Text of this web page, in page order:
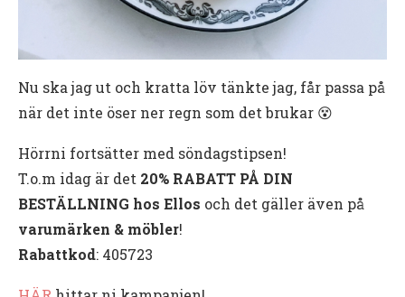
Nu ska jag ut och kratta löv tänkte jag, får passa på
när det inte öser ner regn som det brukar 😵
Hörrni fortsätter med söndagstipsen!
T.o.m idag är det 20% RABATT PÅ DIN
BESTÄLLNING hos Ellos och det gäller även på
varumärken & möbler!
Rabattkod: 405723